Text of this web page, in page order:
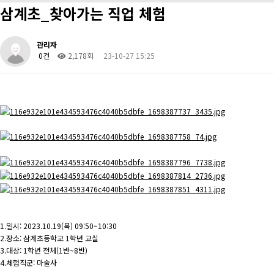
삼계초_찾아가는 직업 체험
관리자
0건
2,178회 23-10-27 15:25
1.일시: 2023.10.19(목) 09:50~10:30
2.장소: 삼계초등학교 1학년 교실
3.대상: 1학년 전체(1반~8반)
4.체험직군: 마술사